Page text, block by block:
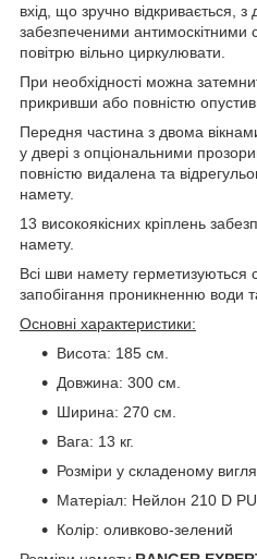
вхід, що зручно відкривається, з
забезпеченими антимоскітними
повітрю вільно циркулювати.
При необхідності можна
прикривши або повністю
Передня частина з двома вікнами
у двері з опціональними
повністю видалена та
намету.
13 високоякісних кріплень
намету.
Всі шви намету герметизуються
запобігання проникненню води
Основні характеристики:
Висота: 185 см.
Довжина: 300 см.
Ширина: 270 см.
Вага: 13 кг.
Розміри у складеному
Матеріал: Нейлон 210 D
Колір: оливково-зелений